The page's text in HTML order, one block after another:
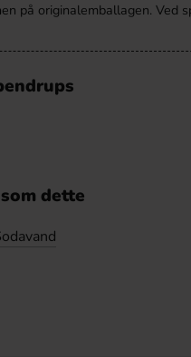
på originalemballagen. Ved
dette